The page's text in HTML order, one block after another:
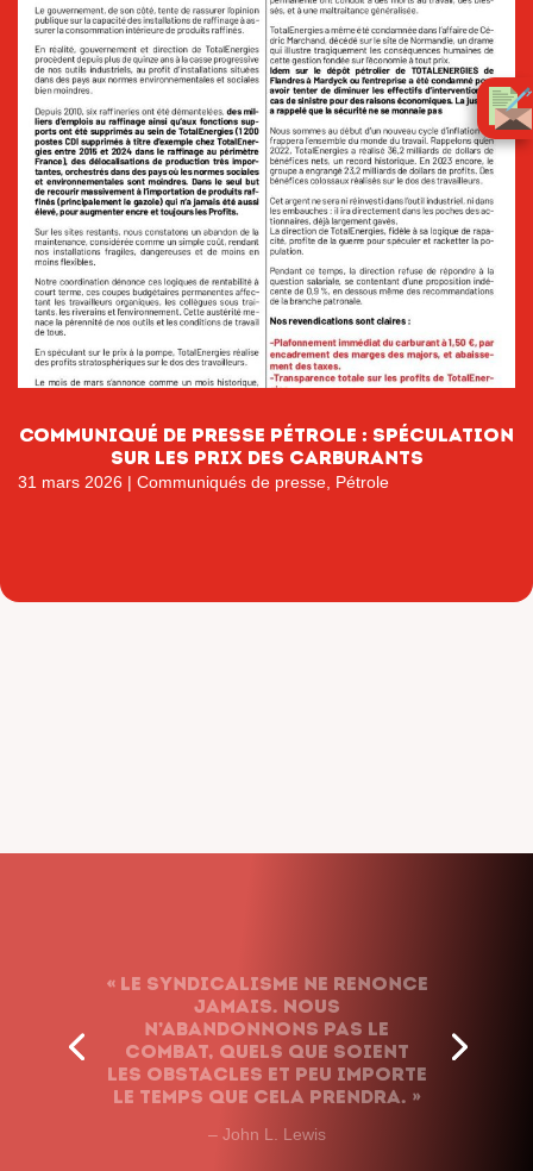
Communiqué de presse pétrole : Spéculation
sur les prix des carburants
31 mars 2026 | Communiqués de presse Pétrole
jamais. Nous
n’abandonnons pas le
combat, quels que soient
les obstacles et peu importe
le temps que cela prendra. »